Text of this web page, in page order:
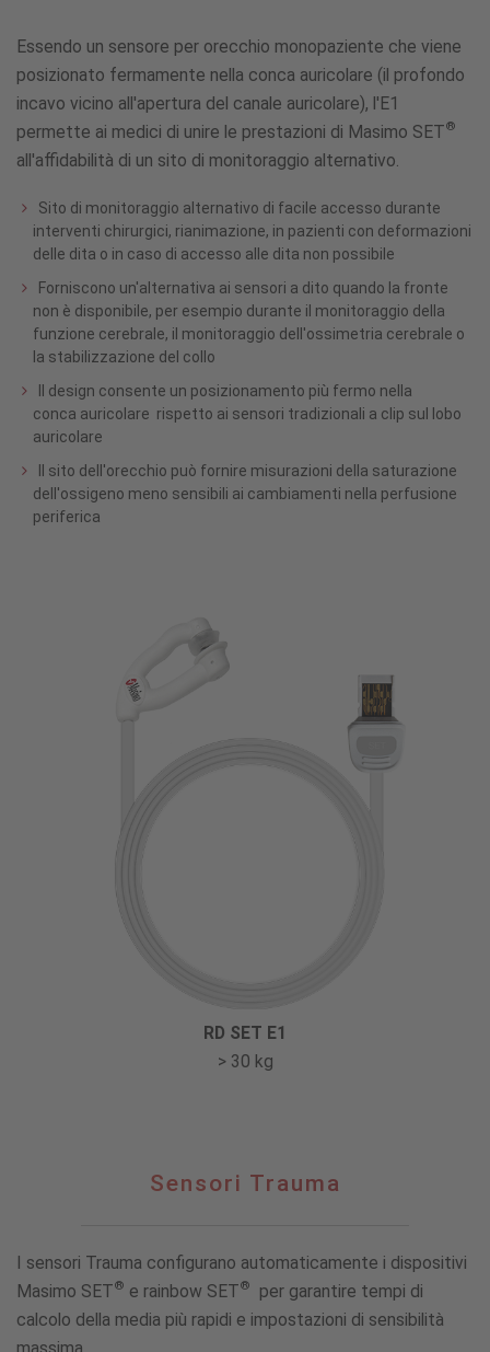
Essendo un sensore per orecchio monopaziente che viene
posizionato fermamente nella conca auricolare (il profondo
incavo vicino all'apertura del canale auricolare), l'E1
permette ai medici di unire le prestazioni di Masimo SET®
all'affidabilità di un sito di monitoraggio alternativo.
Sito di monitoraggio alternativo di facile accesso durante
interventi chirurgici, rianimazione, in pazienti con deformazioni
delle dita o in caso di accesso alle dita non possibile
Forniscono un'alternativa ai sensori a dito quando la fronte
non è disponibile, per esempio durante il monitoraggio della
funzione cerebrale, il monitoraggio dell'ossimetria cerebrale o
la stabilizzazione del collo
Il design consente un posizionamento più fermo nella
conca auricolare rispetto ai sensori tradizionali a clip sul lobo
auricolare
Il sito dell'orecchio può fornire misurazioni della saturazione
dell'ossigeno meno sensibili ai cambiamenti nella perfusione
periferica
RD SET E1
> 30 kg
Sensori Trauma
I sensori Trauma configurano automaticamente i dispositivi
Masimo SET® e rainbow SET®
per garantire tempi di
calcolo della media più rapidi e impostazioni di sensibilità